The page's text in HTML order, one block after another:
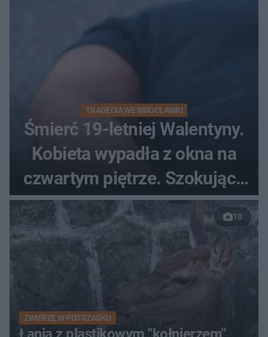
TRAGEDIA WE WROCŁAWIU
Śmierć 19-letniej Walentyny.
Kobieta wypadła z okna na
czwartym piętrze. Szokujące
nagranie trafiło do sieci
10
ZWIERZĘ W POTRZASKU